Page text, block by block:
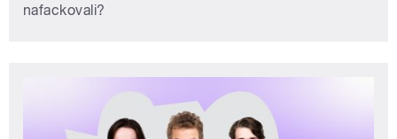
nafackovali?